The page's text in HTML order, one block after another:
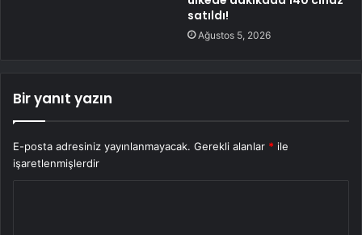
satıldı!
Ağustos 5, 2026
Bir yanıt yazın
E-posta adresiniz yayınlanmayacak. Gerekli alanlar * ile
işaretlenmişlerdir